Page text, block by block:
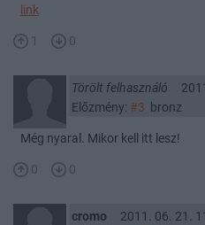
link
1 0
Törölt felhasználó
Előzmény: #3 bronz
Még nyaral. Mikor kell itt lesz!
0 0
cromo
2011. 06. 21.